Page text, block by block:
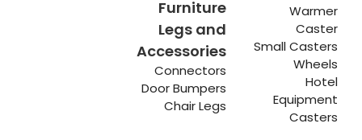
Warmer
Caster
Small Casters
Wheels
Hotel
Equipment
Casters
Furniture
Legs and
Accessories
Connectors
Door Bumpers
Chair Legs